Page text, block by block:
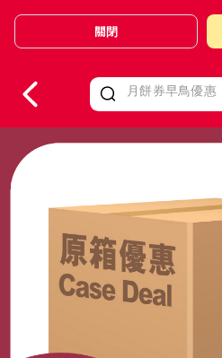
Valid Until 30 June 2026
關閉